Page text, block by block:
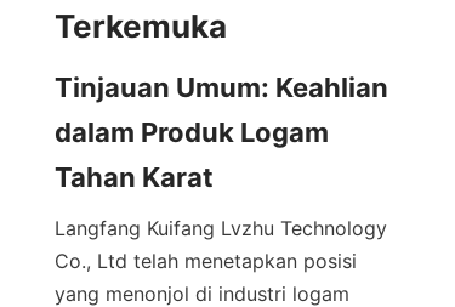
Tinjauan Umum: Keahlian
dalam Produk Logam
Langfang Kuifang Lvzhu Technology
Co., Ltd telah menetapkan posisi
yang menonjol di industri logam